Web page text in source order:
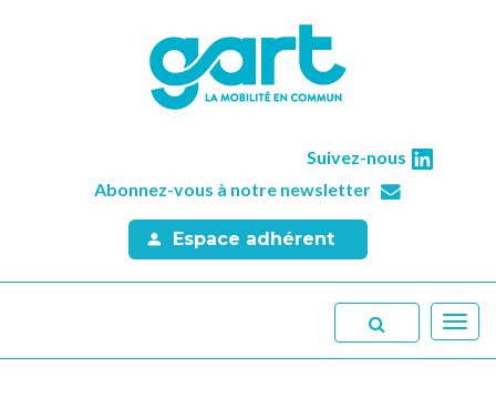
Suivez-nous
Abonnez-vous à notre newsletter
Espace adhérent